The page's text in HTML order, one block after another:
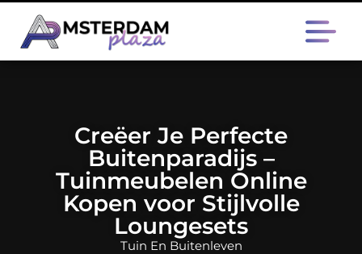
Creëer Je Perfecte
Buitenparadijs –
Tuinmeubelen Online
Kopen voor Stijlvolle
Loungesets
Tuin En Buitenleven